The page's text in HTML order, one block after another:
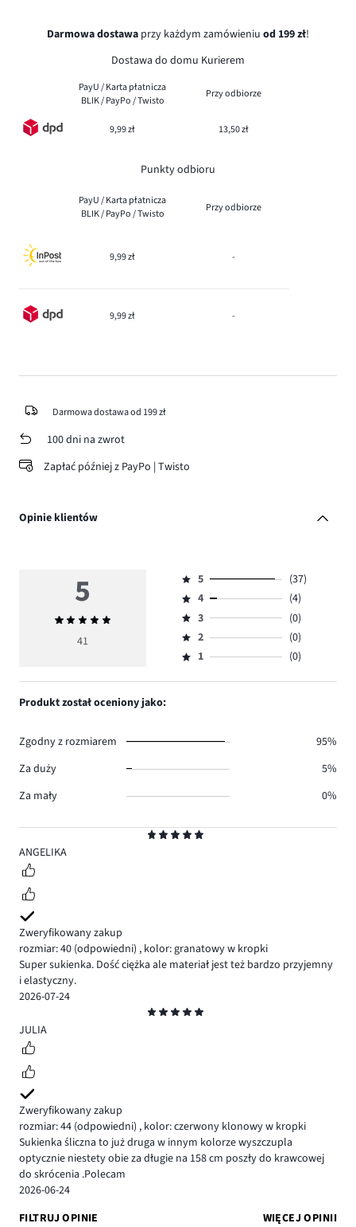
Darmowa dostawa przy każdym zamówieniu od 199 zł!
Dostawa do domu Kurierem
PayU / Karta płatnicza
BLIK / PayPo / Twisto
Przy odbiorze
9,99 zł 13,50 zł
Punkty odbioru
PayU / Karta płatnicza
BLIK / PayPo / Twisto
Przy odbiorze
9,99 zł -
9,99 zł -
Darmowa dostawa od 199 zł
100 dni na zwrot
Zapłać później z PayPo | Twisto
Opinie klientów
5
ANGELIKA
Zweryfikowany zakup
rozmiar: 40 (odpowiedni) , kolor: granatowy w kropki
Super sukienka. Dość ciężka ale materiał jest też bardzo przyjemny
i elastyczny.
2026-07-24
5
JULIA
Zweryfikowany zakup
rozmiar: 44 (odpowiedni) , kolor: czerwony klonowy w kropki
Sukienka śliczna to już druga w innym kolorze wyszczupla
optycznie niestety obie za długie na 158 cm poszły do krawcowej
do skrócenia .Polecam
2026-06-24
FILTRUJ OPINIE
WIĘCEJ OPINII
5
Średnia
ocena
41
Ocena
5,
ilość
głosów
37.
5
(37)
Ocena
4,
ilość
głosów
4
(4)
Ocena
3,
ilość
3
(0)
Ocena
2,
2
(0)
Ocena
1,
1 (0)
Produkt został oceniony jako:
Zgodny z rozmiarem
95%
Za duży
5%
Za mały
0%